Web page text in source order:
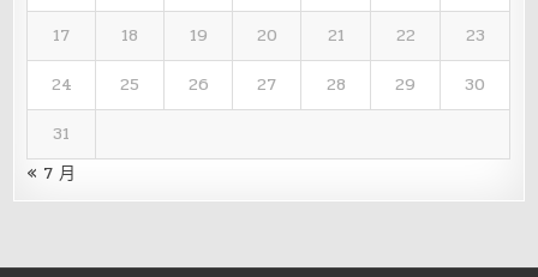
17
18 19 20 21 22
23
24
25 26 27 28 29
30
31
« 7 月